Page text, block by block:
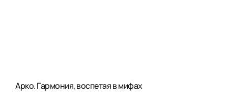
Арко. Гармония, воспетая в мифах